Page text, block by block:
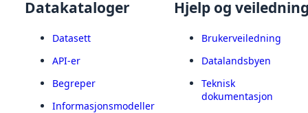
Datakataloger
Datasett
API-er
Begreper
Informasjonsmodeller
Hjelp og
Brukerveiledning
Datalandsbyen
Teknisk
dokumentasjon